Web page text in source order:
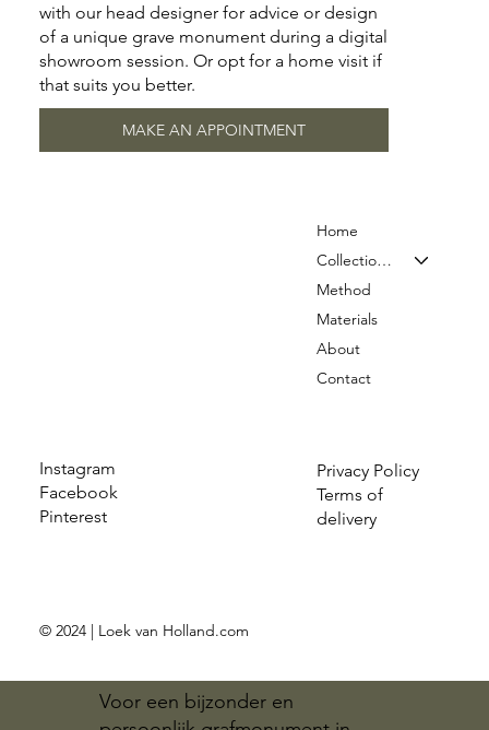
Voor een bijzonder en
Instagram
Facebook
Pinterest
Privacy Policy
Terms of
delivery
Home
Collection & Prices
Method
Materials
About
Contact
© 2024 | Loek van Holland.com
with our head designer for advice or design
of a unique grave monument during a digital
showroom session. Or opt for a home visit if
that suits you better.
MAKE AN APPOINTMENT